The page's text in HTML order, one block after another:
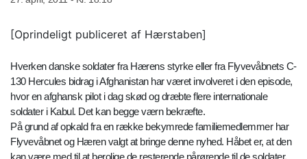
[Oprindeligt publiceret af Hærstaben]
Hverken danske soldater fra Hærens styrke eller fra Flyvevåbnets C-
130 Hercules bidrag i Afghanistan har været involveret i den episode,
hvor en afghansk pilot i dag skød og dræbte flere internationale
soldater i Kabul. Det kan begge værn bekræfte.
På grund af opkald fra en række bekymrede familiemedlemmer har
Flyvevåbnet og Hæren valgt at bringe denne nyhed. Håbet er, at den
kan være med til at berolige de resterende pårørende til de soldater,